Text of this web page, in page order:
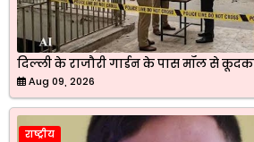
दिल्ली के राजौरी गार्डन के पास मॉल से
Aug 09, 2026
राष्ट्रीय